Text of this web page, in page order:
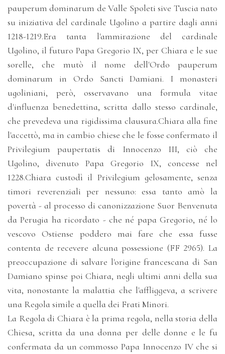
pauperum dominarum de Valle Spoleti sive Tuscia nato
su iniziativa del cardinale Ugolino a partire dagli anni
1218-1219.Era tanta l'ammirazione del cardinale
Ugolino, il futuro Papa Gregorio IX, per Chiara e le sue
sorelle, che mutò il nome dell'Ordo pauperum
dominarum in Ordo Sancti Damiani. I monasteri
ugoliniani, però, osservavano una formula vitae
d'influenza benedettina, scritta dallo stesso cardinale,
che prevedeva una rigidissima clausura.Chiara alla fine
l'accettò, ma in cambio chiese che le fosse confermato il
Privilegium paupertatis di Innocenzo III, ciò che
Ugolino, divenuto Papa Gregorio IX, concesse nel
1228.Chiara custodì il Privilegium gelosamente, senza
timori reverenziali per nessuno: essa tanto amò la
povertà - al processo di canonizzazione Suor Benvenuta
da Perugia ha ricordato - che né papa Gregorio, né lo
vescovo Ostiense poddero mai fare che essa fusse
contenta de recevere alcuna possessione (FF 2965). La
preoccupazione di salvare l'origine francescana di San
Damiano spinse poi Chiara, negli ultimi anni della sua
vita, nonostante la malattia che l'affliggeva, a scrivere
una Regola simile a quella dei Frati Minori.
La Regola di Chiara è la prima regola, nella storia della
Chiesa, scritta da una donna per delle donne e le fu
confermata da un commosso Papa Innocenzo IV che si